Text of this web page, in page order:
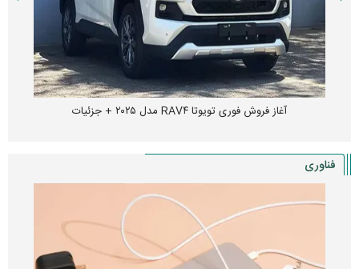
واردات خودرو گران‌تر شد/ جهش گواهی اسقاط و محدودیت جدید در
فناوری